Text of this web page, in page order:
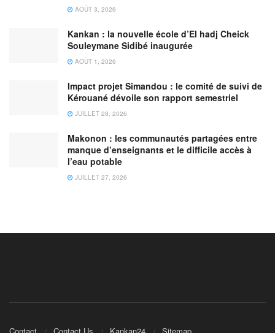
AOÛT 3, 2026
Kankan : la nouvelle école d’El hadj Cheick
Souleymane Sidibé inaugurée
AOÛT 1, 2026
Impact projet Simandou : le comité de suivi de
Kérouané dévoile son rapport semestriel
JUILLET 28, 2026
Makonon : les communautés partagées entre
manque d’enseignants et le difficile accès à
l’eau potable
JUILLET 27, 2026
Contact Contact Us Kankan24 Sitemap